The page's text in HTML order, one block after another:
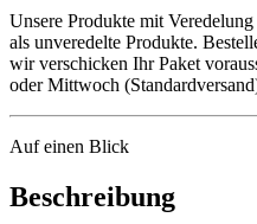
Unsere Produkte mit
als unveredelte Produkte.
wir verschicken Ihr Paket
oder Mittwoch
Auf einen Blick
Beschreibung